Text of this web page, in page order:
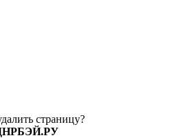
страницу?
ДНРБЭЙ.РУ